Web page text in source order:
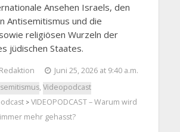
Ansehen Israels, den
Antisemitismus und die
religiösen Wurzeln der
jüdischen Staates.
Juni 25, 2026 at 9:40 a.m.
, Videopodcast
> VIDEOPODCAST – Warum wird
mehr gehasst?